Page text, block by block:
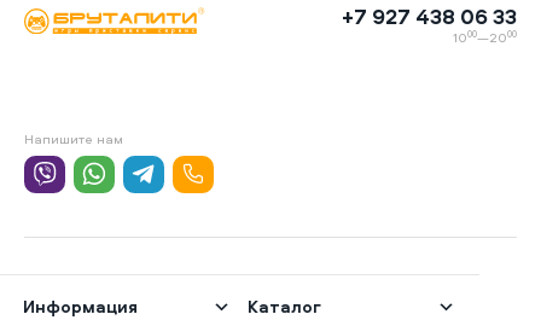
Информация Каталог
+7 927 438 06 33
1000—2000
Напишите нам